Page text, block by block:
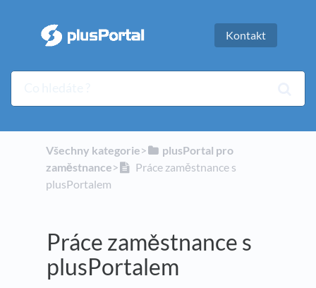
Kontakt
Všechny kategorie​>​
​plusPortal pro
zaměstnance​>​
Práce zaměstnance s
plusPortalem
Práce zaměstnance s
plusPortalem